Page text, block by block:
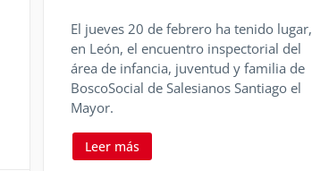
El jueves 20 de febrero ha tenido lugar,
en León, el encuentro inspectorial del
área de infancia, juventud y familia de
BoscoSocial de Salesianos Santiago el
Mayor.
Leer más